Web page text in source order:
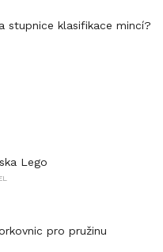
stupnice klasifikace mincí?
Lego
pro pružinu